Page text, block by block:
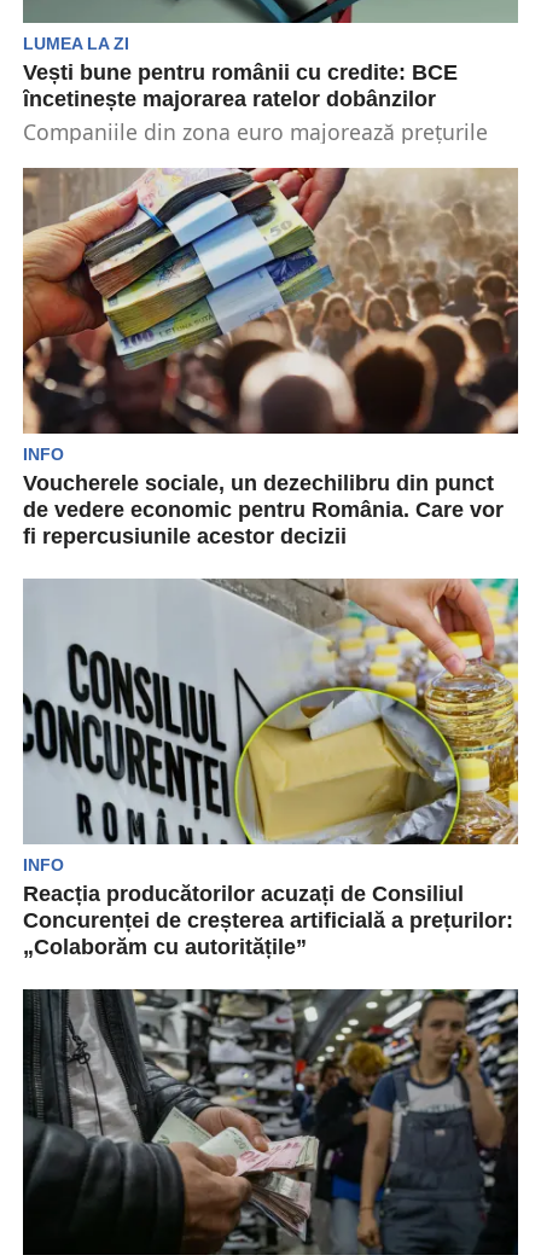
LUMEA LA ZI
Vești bune pentru românii cu credite: BCE
încetinește majorarea ratelor dobânzilor
Companiile din zona euro majorează prețurile
lor se...
INFO
Voucherele sociale, un dezechilibru din punct
de vedere economic pentru România. Care vor
fi repercusiunile acestor decizii
sociale pentru a sprijinii cetățenii care se află...
INFO
Reacția producătorilor acuzați de Consiliul
Concurenței de creșterea artificială a prețurilor:
„Colaborăm cu autoritățile”
controale care i-a vizat pe producătorii de ulei
de...